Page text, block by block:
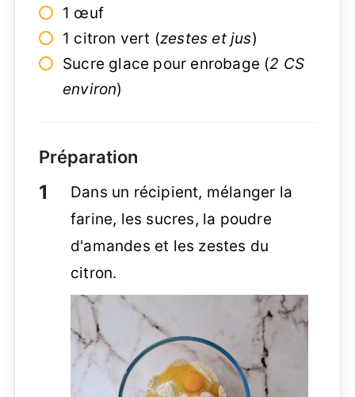
1 œuf
1 citron vert (zestes et jus)
Sucre glace pour enrobage (2 CS
environ)
Préparation
Dans un récipient, mélanger la
farine, les sucres, la poudre
d'amandes et les zestes du
citron.